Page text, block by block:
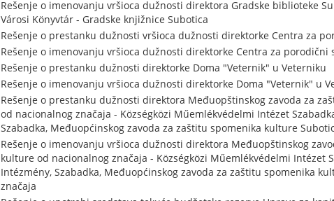
Rešenje o imenovanju vršioca dužnosti direktora Gradske biblioteke
Városi Könyvtár - Gradske knjižnice Subotica
Rešenje o prestanku dužnosti vršioca dužnosti direktorke Centra za
Rešenje o imenovanju vršioca dužnosti direktorke Centra za porodični
Rešenje o prestanku dužnosti direktorke Doma "Veternik" u Veterniku
Rešenje o imenovanju vršioca dužnosti direktorke Doma "Veternik" u
Rešenje o prestanku dužnosti direktora Međuopštinskog zavoda za
od nacionalnog značaja - Községközi Műemlékvédelmi Intézet
Szabadka, Međuopćinskog zavoda za zaštitu spomenika kulture
Rešenje o imenovanju vršioca dužnosti direktora Međuopštinskog
kulture od nacionalnog značaja - Községközi Műemlékvédelmi Intézet
Intézmény, Szabadka, Međuopćinskog zavoda za zaštitu spomenika
značaja